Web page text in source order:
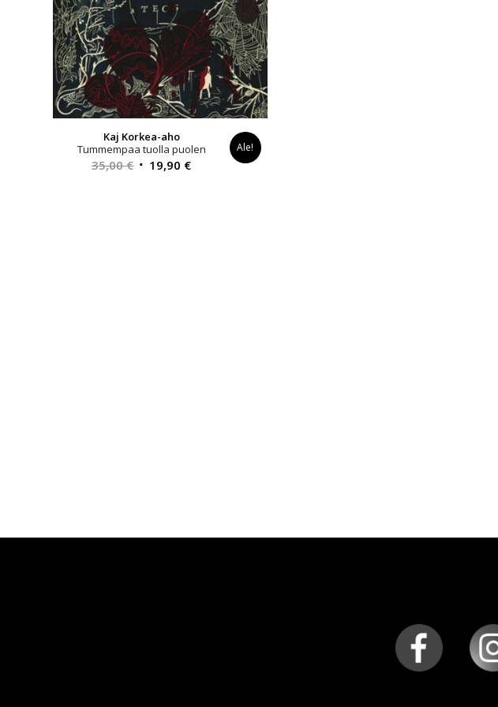
Kaj Korkea-aho
Tummempaa tuolla puolen
35,00€ Alkuperäinen
19,90 €Nykyinen
Ale!